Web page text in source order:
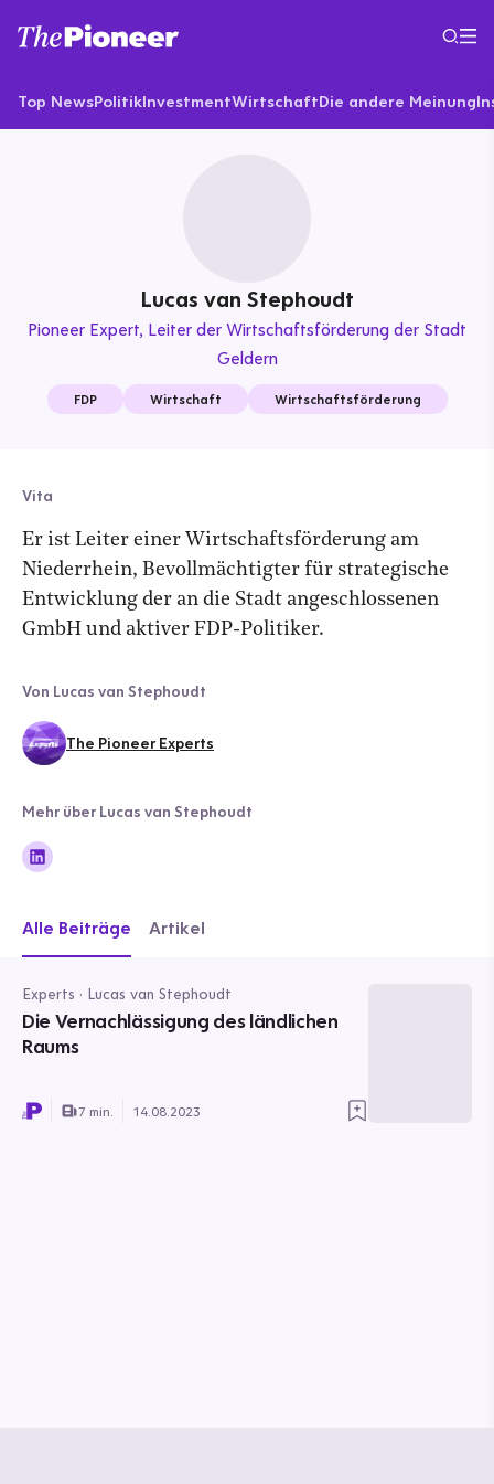
Top NewsPolitikInvestmentWirtschaftDie andere Meinung
Lucas van Stephoudt
Pioneer Expert Leiter der Wirtschaftsförderung der Stadt
Geldern
FDP Wirtschaft Wirtschaftsförderung
Vita
Er ist Leiter einer Wirtschaftsförderung am
Niederrhein, Bevollmächtigter für strategische
Entwicklung der an die Stadt angeschlossenen
GmbH und aktiver FDP-Politiker.
Von Lucas van Stephoudt
The Pioneer Experts
Mehr über Lucas van Stephoudt
Alle Beiträge Artikel
Experts · Lucas van Stephoudt
Die Vernachlässigung des ländlichen
Raums
7 min. 14.08.2023